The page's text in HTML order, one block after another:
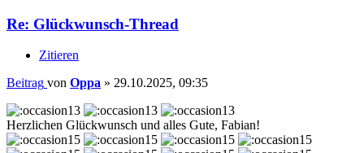
Re: Glückwunsch-Thread
Zitieren
Beitrag von Oppa » 29.10.2025, 09:35
Herzlichen Glückwunsch und alles Gute, Fabian!